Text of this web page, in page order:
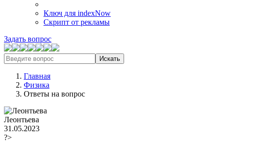
Ключ для indexNow
Скрипт от рекламы
Задать вопрос
Искать
Главная
Физика
Ответы на вопрос
Леонтьева
31.05.2023
?>